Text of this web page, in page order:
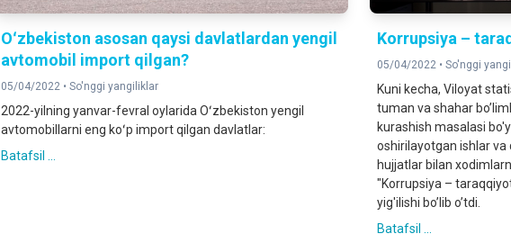
Oʻzbekiston asosan qaysi davlatlardan yengil
avtomobil import qilgan?
05/04/2022 • So'nggi yangiliklar
2022-yilning yanvar-fevral oylarida Oʻzbekiston yengil
avtomobillarni eng koʻp import qilgan davlatlar:
Batafsil ...
Korrupsiya –
05/04/2022 •So'nggi
Kuni kecha, Viloyat
tuman va shahar
kurashish masalasi
oshirilayotgan ishlar
hujjatlar bilan
"Korrupsiya –
yig'ilishi bo’lib o’tdi.
Batafsil ...